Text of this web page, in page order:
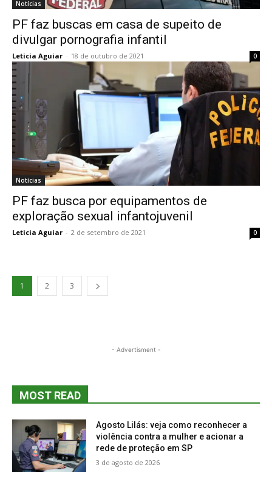
Notícias
PF faz buscas em casa de supeito de
divulgar pornografia infantil
Leticia Aguiar - 18 de outubro de 2021 0
Notícias
PF faz busca por equipamentos de
exploração sexual infantojuvenil
Leticia Aguiar - 2 de setembro de 2021 0
1 2 3
- Advertisment -
MOST READ
Agosto Lilás: veja como reconhecer a
violência contra a mulher e acionar a
rede de proteção em SP
3 de agosto de 2026